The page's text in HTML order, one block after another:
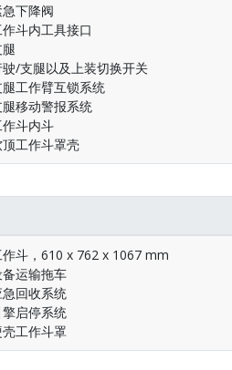
急下降阀
斗内工具接口
/支腿以及上装切换开关
工作臂互锁系统
移动警报系统
斗内斗
工作斗罩壳
作斗，610 x 762 x 1067 mm
运输拖车
急回收系统
擎启停系统
工作斗罩